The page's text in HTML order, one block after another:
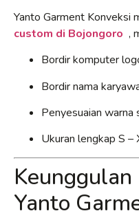
Yanto Garment Konveksi
custom di Bojongoro ,
Bordir komputer
Bordir nama
Penyesuaian warna
Ukuran lengkap S –
Yanto